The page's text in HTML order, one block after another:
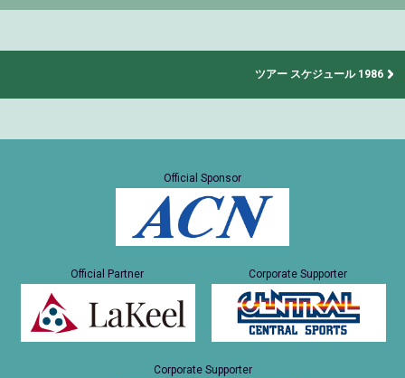
ツアー スケジュール 1986
Official Sponsor
Official Partner Corporate Supporter
Corporate Supporter